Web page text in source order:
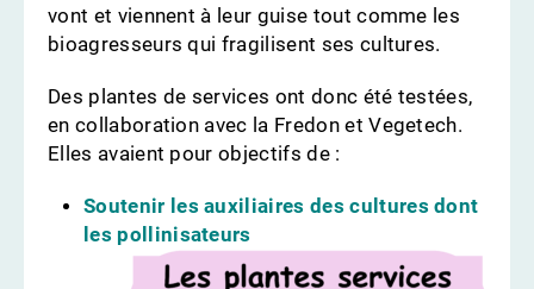
vont et viennent à leur guise tout comme les
bioagresseurs qui fragilisent ses cultures.
Des plantes de services ont donc été testées,
en collaboration avec la Fredon et Vegetech.
Elles avaient pour objectifs de :
Soutenir les auxiliaires des cultures dont
les pollinisateurs